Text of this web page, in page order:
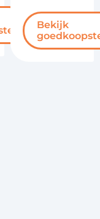
Bekijk